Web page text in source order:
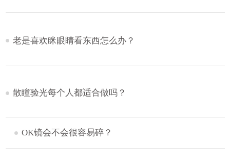
老是喜欢眯眼睛看东西怎么办？
散瞳验光每个人都适合做吗？
OK镜会不会很容易碎？